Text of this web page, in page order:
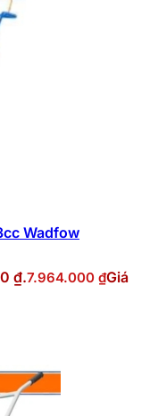
Wadfow
₫.7.964.000 ₫Giá